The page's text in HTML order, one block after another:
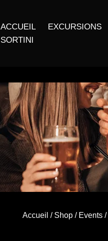
ACCUEIL EXCURSIONS
SORTINI
Accueil / Shop / Events /